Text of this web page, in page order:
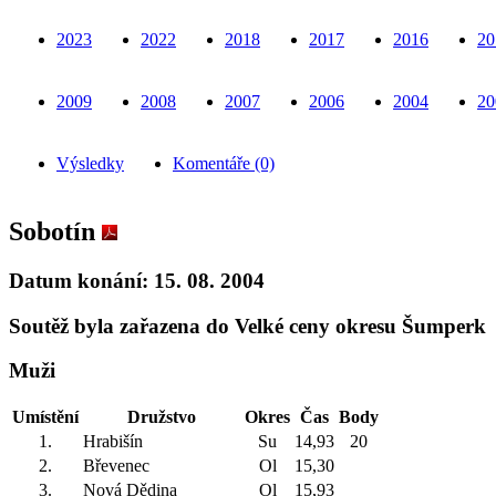
2023 2022 2018 2017 2016
2009 2008 2007 2006 2004
Výsledky Komentáře (0)
Sobotín
Datum konání: 15. 08. 2004
Soutěž byla zařazena do Velké ceny okresu Šumperk
Muži
Umístění Družstvo Okres Čas Body
1.
Hrabišín Su 14,93
20
2.
Břevenec Ol
15,30
3.
Nová Dědina Ol
15,93